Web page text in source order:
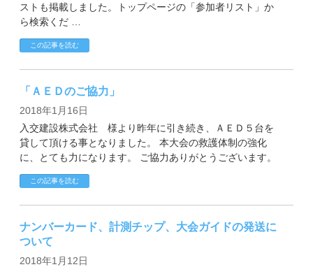
ストも掲載しました。トップページの「参加者リスト」か
ら検索くだ …
この記事を読む
「ＡＥＤのご協力」
2018年1月16日
入交建設株式会社 様より昨年に引き続き、ＡＥＤ５台を
貸して頂ける事となりました。 本大会の救護体制の強化
に、とても力になります。 ご協力ありがとうございます。
この記事を読む
ナンバーカード、計測チップ、大会ガイドの発送に
ついて
2018年1月12日